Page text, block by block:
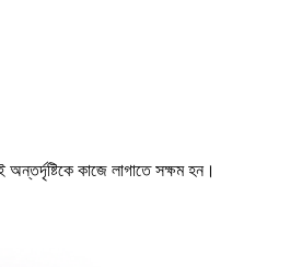
কাজে লাগাতে সক্ষম হন।